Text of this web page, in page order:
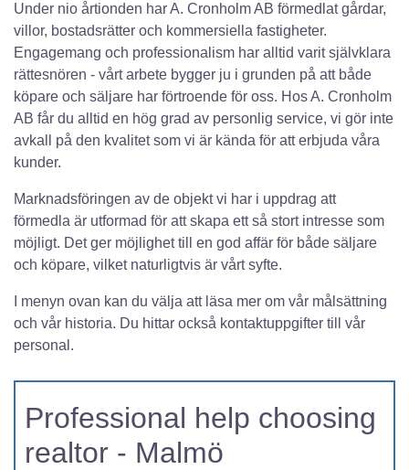
Under nio årtionden har A. Cronholm AB förmedlat gårdar,
villor, bostadsrätter och kommersiella fastigheter.
Engagemang och professionalism har alltid varit självklara
rättesnören - vårt arbete bygger ju i grunden på att både
köpare och säljare har förtroende för oss. Hos A. Cronholm
AB får du alltid en hög grad av personlig service, vi gör inte
avkall på den kvalitet som vi är kända för att erbjuda våra
kunder.
Marknadsföringen av de objekt vi har i uppdrag att
förmedla är utformad för att skapa ett så stort intresse som
möjligt. Det ger möjlighet till en god affär för både säljare
och köpare, vilket naturligtvis är vårt syfte.
I menyn ovan kan du välja att läsa mer om vår målsättning
och vår historia. Du hittar också kontaktuppgifter till vår
personal.
Professional help choosing
realtor - Malmö